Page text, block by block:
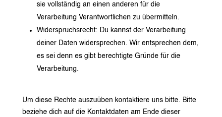
sie vollständig an einen anderen für die
Verarbeitung Verantwortlichen zu übermitteln.
Widerspruchsrecht: Du kannst der Verarbeitung
deiner Daten widersprechen. Wir entsprechen dem,
es sei denn es gibt berechtigte Gründe für die
Verarbeitung.
Um diese Rechte auszuüben kontaktiere uns bitte. Bitte
beziehe dich auf die Kontaktdaten am Ende dieser